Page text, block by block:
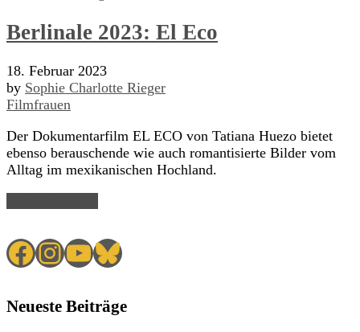
Berlinale 2023: El Eco
18. Februar 2023
by Sophie Charlotte Rieger
Filmfrauen
Der Dokumentarfilm EL ECO von Tatiana Huezo bietet
ebenso berauschende wie auch romantisierte Bilder vom
Alltag im mexikanischen Hochland.
Facebook
Instagram
YouTube
Bluesky
Neueste Beiträge